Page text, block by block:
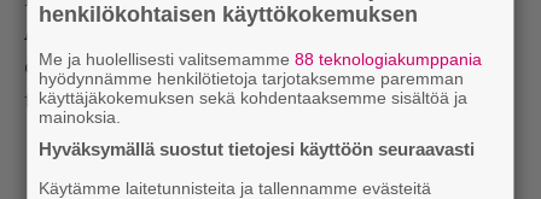
Alexi Laiho on halukas valaisemaan asiaa omalta
osaltaan. Hän kertoo, että nyt julkistettu muutos on
tehnyt tuloaan jo pitkään.
henkilökohtaisen käyttökokemuksen
Me ja huolellisesti valitsemamme88 teknologiakumppania
hyödynnämme henkilötietoja tarjotaksemme paremman
käyttäjäkokemuksen sekä kohdentaaksemme sisältöä ja
mainoksia.
Hyväksymällä suostut tietojesi käyttöön seuraavasti
Käytämme laitetunnisteita ja tallennamme evästeitä